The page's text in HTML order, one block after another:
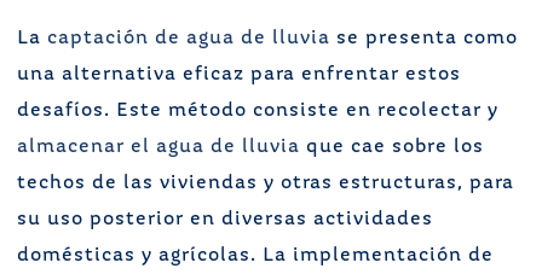
La captación de agua de lluvia se presenta como
una alternativa eficaz para enfrentar estos
desafíos. Este método consiste en recolectar y
almacenar el agua de lluvia que cae sobre los
techos de las viviendas y otras estructuras, para
su uso posterior en diversas actividades
domésticas y agrícolas. La implementación de